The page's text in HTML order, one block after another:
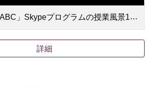
」Skypeプログラムの授業風景1.mp4
詳細